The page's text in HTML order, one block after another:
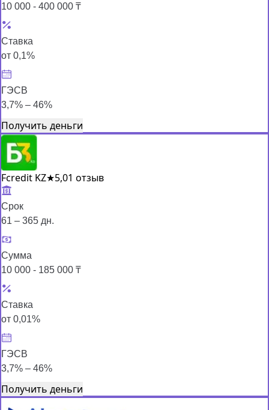
10 000 - 400 000 ₸
Ставка
от 0,1%
ГЭСВ
3,7% – 46%
Получить деньги
Fcredit KZ★5,01 отзыв
Срок
61 – 365 дн.
Сумма
10 000 - 185 000 ₸
Ставка
от 0,01%
ГЭСВ
3,7% – 46%
Получить деньги